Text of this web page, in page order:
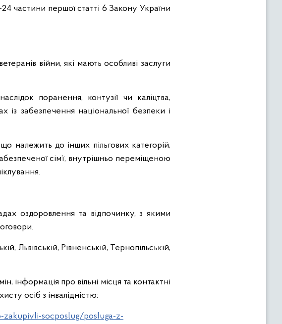
частини першої статті 6 Закону України
війни, які мають особливі заслуги
поранення, контузії чи каліцтва,
із забезпечення національної безпеки і
належить до інших пільгових категорій,
сім’ї, внутрішньо переміщеною
оздоровлення та відпочинку, з якими
Львівській, Рівненській, Тернопільській,
інформація про вільні місця та контактні
осіб з інвалідністю:
socposlug/posluga-z-